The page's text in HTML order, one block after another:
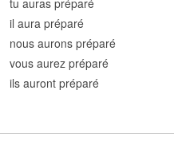
tu auras préparé
il aura préparé
nous aurons préparé
vous aurez préparé
ils auront préparé